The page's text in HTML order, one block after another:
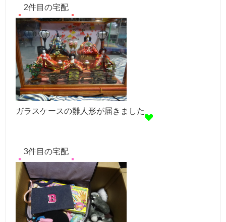
2件目の宅配
ガラスケースの雛人形が届きました
3件目の宅配